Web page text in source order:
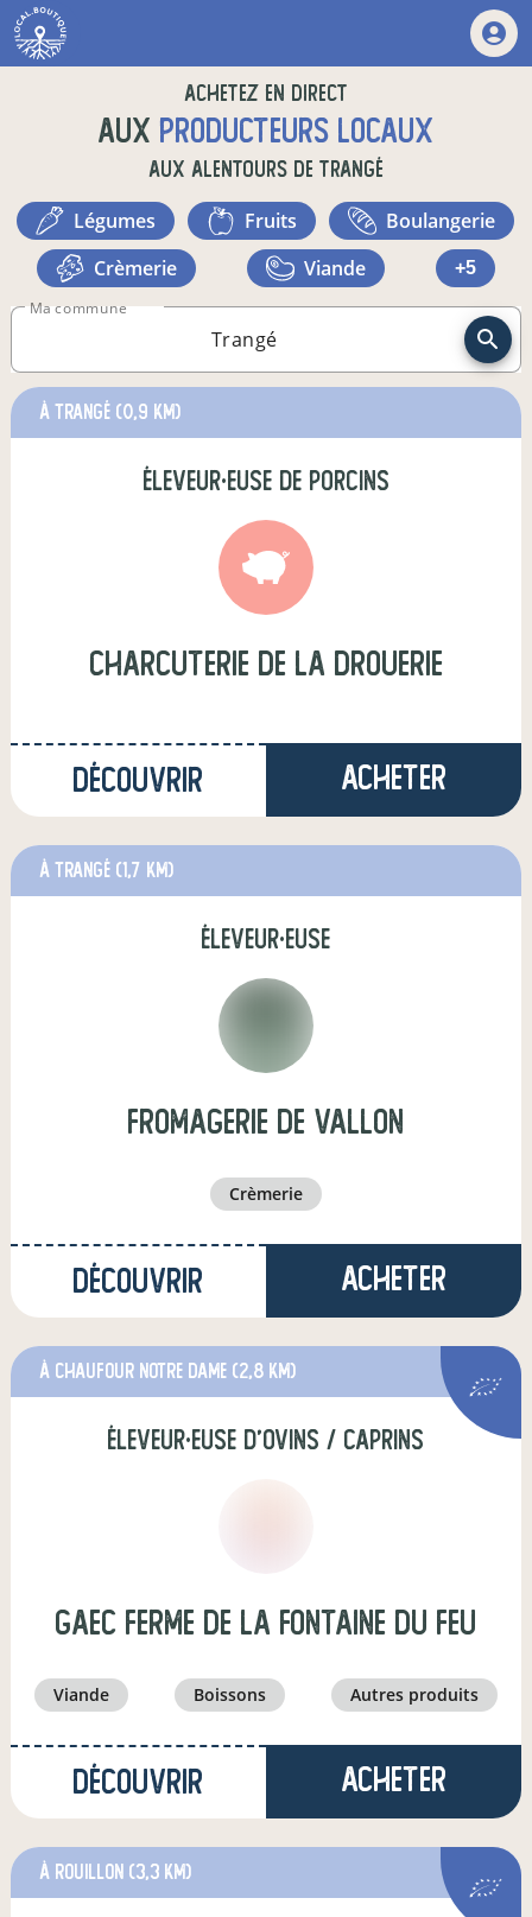
Achetez en direct
auxproducteurs locaux
aux alentours de Trangé
légumes fruits
boulangerie
crèmerie
viande +5
Ma commune
à Trangé (0,9 km)
éleveur·euse de porcins
Charcuterie de la Drouerie
Découvrir Acheter
à Trangé (1,7 km)
éleveur·euse
Fromagerie de Vallon
crèmerie
Découvrir Acheter
à chaufour notre dame (2,8 km)
éleveur·euse d'ovins / caprins
gaec ferme de la fontaine du feu
viande boissons autres produits
Découvrir Acheter
à Rouillon (3,3 km)